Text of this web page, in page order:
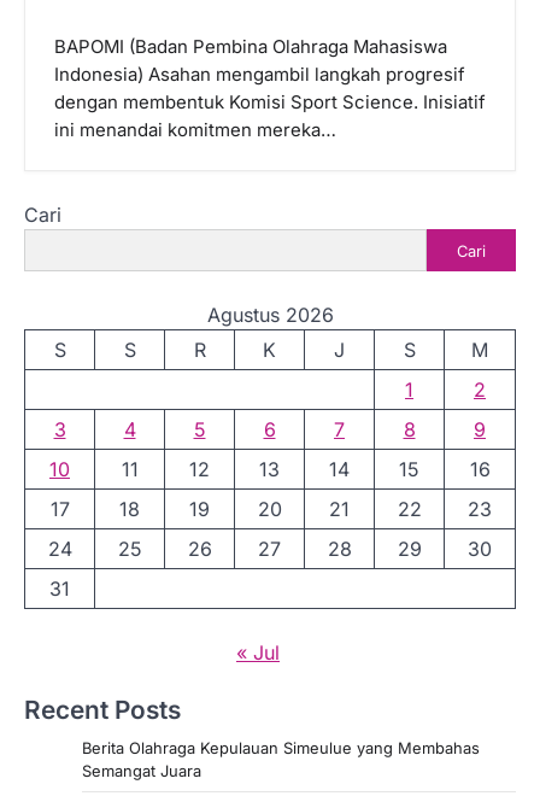
BAPOMI (Badan Pembina Olahraga Mahasiswa
Indonesia) Asahan mengambil langkah progresif
dengan membentuk Komisi Sport Science. Inisiatif
ini menandai komitmen mereka…
Cari
Cari
Agustus 2026
S
S R K J S
M
1
2
3
4 5 6 7 8
9
10
11 12 13 14 15
16
17
18 19 20 21 22
23
24
25 26 27 28 29
30
31
« Jul
Recent Posts
Berita Olahraga Kepulauan Simeulue yang Membahas
Semangat Juara